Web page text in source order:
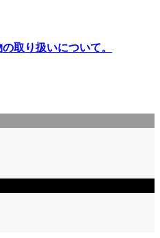
取り扱いについて。